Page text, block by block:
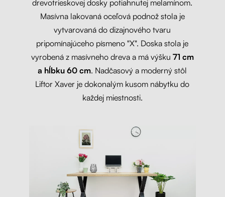
drevotrieskovej dosky potiahnutej melamínom.
Masívna lakovaná oceľová podnož stola je
vytvarovaná do dizajnového tvaru
pripomínajúceho písmeno "X". Doska stola je
vyrobená z masívneho dreva a má výšku 71 cm
a hĺbku 60 cm. Nadčasový a moderný stôl
Liftor Xaver je dokonalým kusom nábytku do
každej miestnosti.